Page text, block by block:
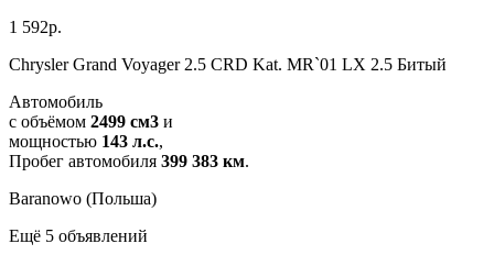
1 592р.
Chrysler Grand Voyager 2.5 CRD Kat. MR`01 LX 2.5 Битый
Автомобиль
c объёмом 2499 см3 и
мощностью 143 л.с.,
Пробег автомобиля 399 383 км.
Baranowo (Польша)
Ещё 5 объявлений